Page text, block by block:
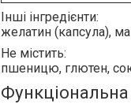
Інші інгредієнти:
желатин (капсула),
Не містить:
пшеницю, глютен, сою,
Функціональна